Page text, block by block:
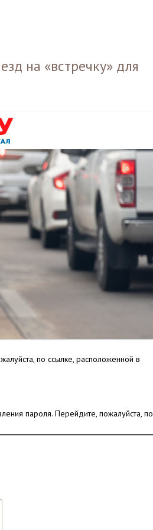
на «встречку» для
по ссылке, расположенной в
пароля. Перейдите, пожалуйста, по